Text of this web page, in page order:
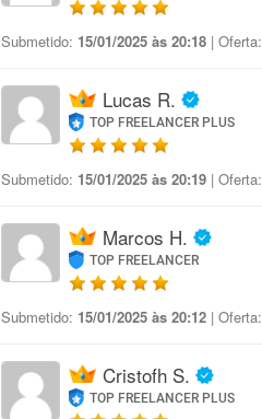
Submetido: 15/01/2025 às 20:18 | Oferta:
Lucas R.
TOP FREELANCER PLUS
Submetido: 15/01/2025 às 20:19 | Oferta:
Marcos H.
TOP FREELANCER
Submetido: 15/01/2025 às 20:12 | Oferta:
Cristofh S.
TOP FREELANCER PLUS